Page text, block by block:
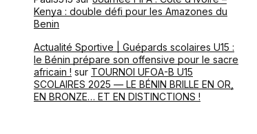
Kenya : double défi pour les Amazones du
Benin
Actualité Sportive | Guépards scolaires U15 :
le Bénin prépare son offensive pour le sacre
africain ! sur TOURNOI UFOA-B U15
SCOLAIRES 2025 — LE BÉNIN BRILLE EN OR,
EN BRONZE… ET EN DISTINCTIONS !